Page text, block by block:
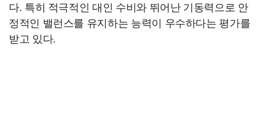
다. 특히 적극적인 대인 수비와 뛰어난 기동력으로 안
정적인 밸런스를 유지하는 능력이 우수하다는 평가를
받고 있다.